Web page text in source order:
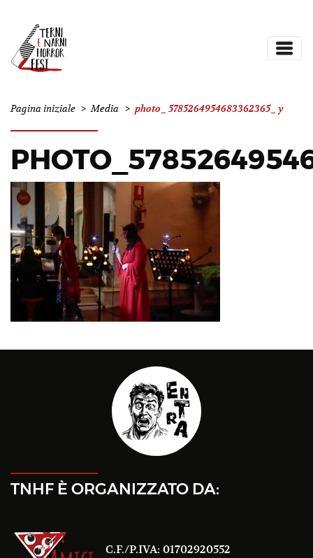
Pagina iniziale > Media > photo_5785264954683362365_y
TNHF È ORGANIZZATO DA:
C.F./P.IVA: 01702920552